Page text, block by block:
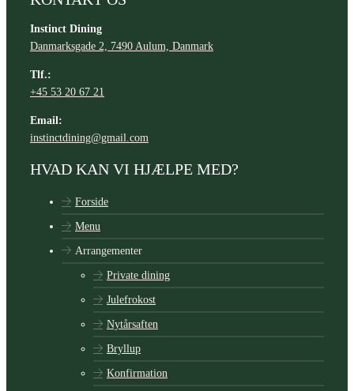
Instinct Dining
Danmarksgade 2, 7490 Aulum, Danmark
Tlf.:
+45 53 20 67 21
Email:
instinctdining@gmail.com
HVAD KAN VI HJÆLPE MED?
Forside
Menu
Arrangementer
Private dining
Julefrokost
Nytårsaften
Bryllup
Konfirmation